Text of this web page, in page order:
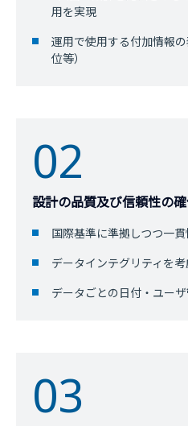
用を実現
運用で使用する付加情報
位等）
02
設計の品質及び信頼性の
国際基準に準拠しつつ一
データインテグリティを
データごとの日付・ユー
03